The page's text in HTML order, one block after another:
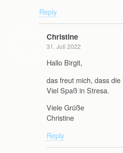
Reply
Christine
31. Juli 2022
Hallo Birgit,
das freut mich, dass
Viel Spaß in Stresa.
Viele Grüße
Christine
Reply